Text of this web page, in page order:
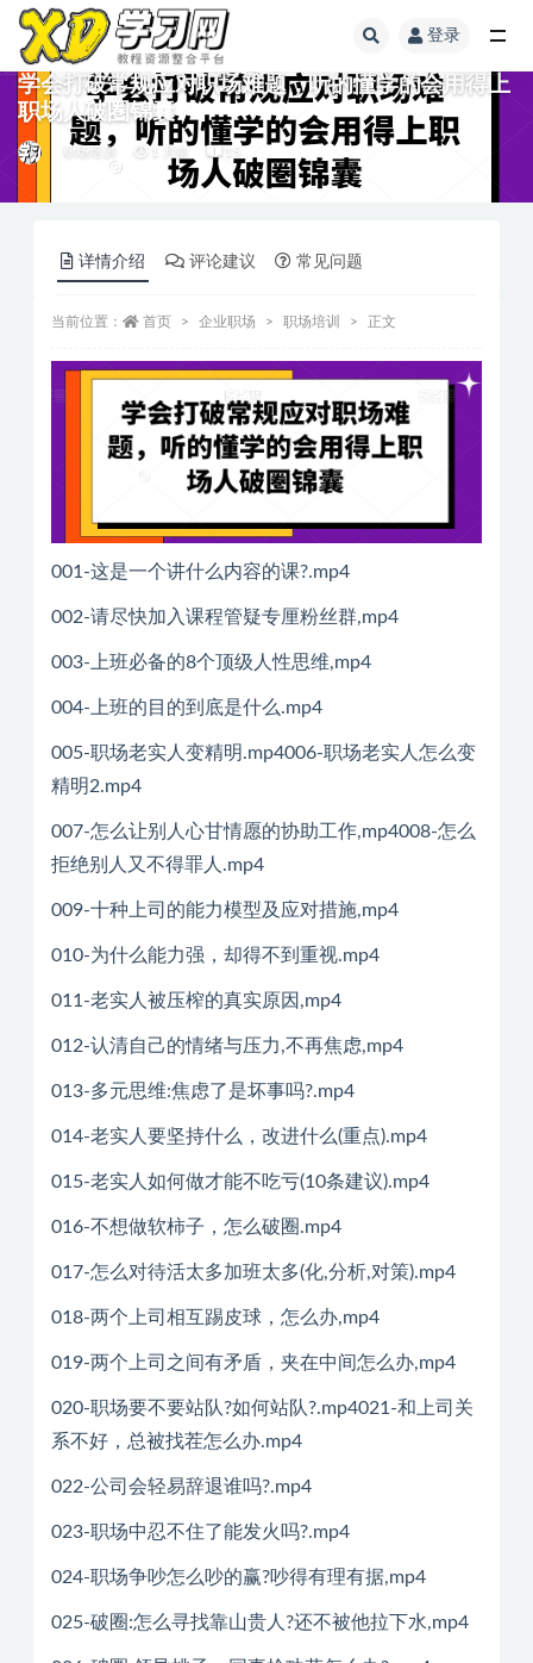
登录
学会打破常规应对职场难题，听的懂学的会用得上
职场人破圏锦囊
职场培训 1 月前
详情介绍 评论建议 常见问题
当前位置： 首页 企业职场 职场培训 正文
001-这是一个讲什么内容的课?.mp4
002-请尽快加入课程管疑专厘粉丝群,mp4
003-上班必备的8个顶级人性思维,mp4
004-上班的目的到底是什么.mp4
005-职场老实人变精明.mp4006-职场老实人怎么变
精明2.mp4
007-怎么让别人心甘情愿的协助工作,mp4008-怎么
拒绝别人又不得罪人.mp4
009-十种上司的能力模型及应对措施,mp4
010-为什么能力强，却得不到重视.mp4
011-老实人被压榨的真实原因,mp4
012-认清自己的情绪与压力,不再焦虑,mp4
013-多元思维:焦虑了是坏事吗?.mp4
014-老实人要坚持什么，改进什么(重点).mp4
015-老实人如何做才能不吃亏(10条建议).mp4
016-不想做软柿子，怎么破圈.mp4
017-怎么对待活太多加班太多(化,分析,对策).mp4
018-两个上司相互踢皮球，怎么办,mp4
019-两个上司之间有矛盾，夹在中间怎么办,mp4
020-职场要不要站队?如何站队?.mp4021-和上司关
系不好，总被找茬怎么办.mp4
022-公司会轻易辞退谁吗?.mp4
023-职场中忍不住了能发火吗?.mp4
024-职场争吵怎么吵的赢?吵得有理有据,mp4
025-破圈:怎么寻找靠山贵人?还不被他拉下水,mp4